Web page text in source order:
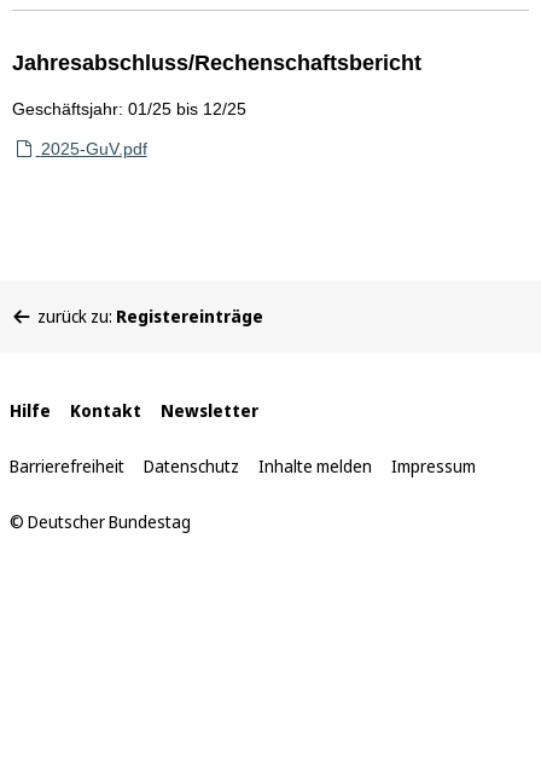
Jahresabschluss/Rechenschaftsbericht
Geschäftsjahr: 01/25 bis 12/25
2025-GuV.pdf
befinden
zurück zu: Registereinträge
Interne
Links
Hilfe Kontakt Newsletter
Barrierefreiheit Datenschutz Inhalte melden Impressum
© Deutscher Bundestag